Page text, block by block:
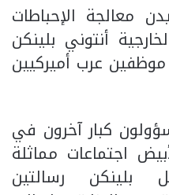
معالجة الإحباطات
أنتوني بلينكن
عرب أميركيين
كبار آخرون في
اجتماعات مماثلة
بلينكن رسالتين